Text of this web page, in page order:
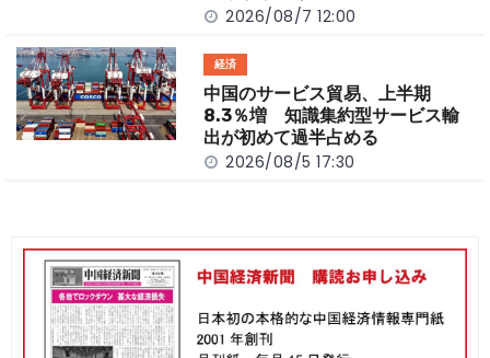
2026/08/7 12:00
経済
中国のサービス貿易、上半期
8.3％増 知識集約型サービス輸
出が初めて過半占める
2026/08/5 17:30